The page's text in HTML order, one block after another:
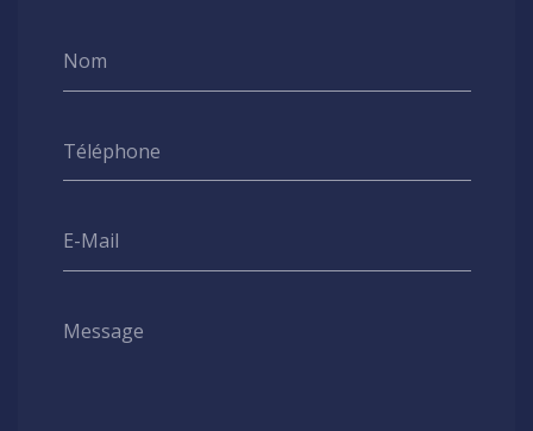
Nom
Téléphone
E-Mail
Message